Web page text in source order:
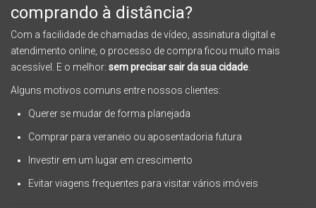
comprando à distância?
Com a facilidade de chamadas de vídeo, assinatura digital e
atendimento online, o processo de compra ficou muito mais
acessível. E o melhor: sem precisar sair da sua cidade
Alguns motivos comuns entre nossos clientes:
Querer se mudar de forma planejada
Comprar para veraneio ou aposentadoria futura
Investir em um lugar em crescimento
Evitar viagens frequentes para visitar vários imóveis